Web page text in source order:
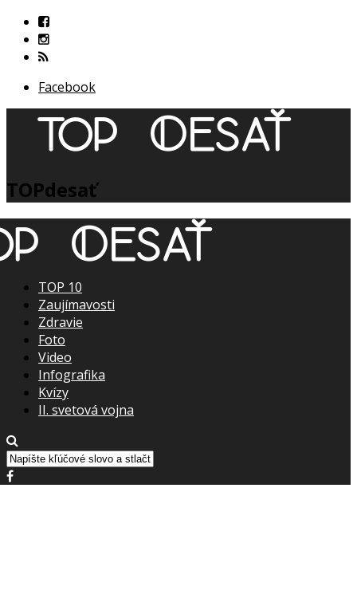
Facebook
TOPdesať
TOP 10
Zaujímavosti
Zdravie
Foto
Video
Infografika
Kvízy
II. svetová vojna